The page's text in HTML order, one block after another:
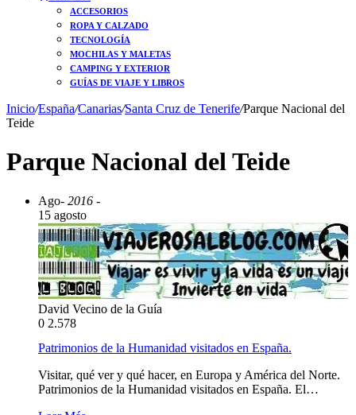
ACCESORIOS
ROPA Y CALZADO
TECNOLOGÍA
MOCHILAS Y MALETAS
CAMPING Y EXTERIOR
GUÍAS DE VIAJE Y LIBROS
Inicio/España/Canarias/Santa Cruz de Tenerife/Parque Nacional del
Teide
Parque Nacional del Teide
Ago- 2016 -
15 agosto
David Vecino de la Guía
0 2.578
Patrimonios de la Humanidad visitados en España.
Visitar, qué ver y qué hacer, en Europa y América del Norte.
Patrimonios de la Humanidad visitados en España. El…